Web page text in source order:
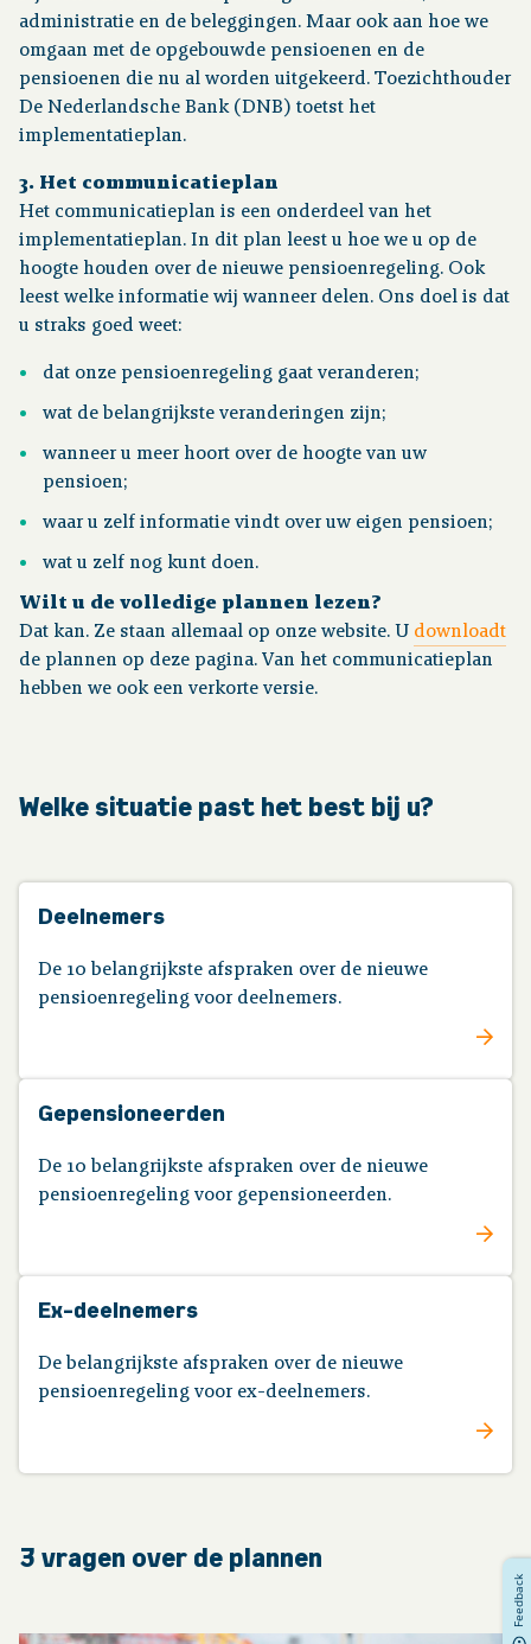
administratie en de beleggingen. Maar ook aan hoe we
omgaan met de opgebouwde pensioenen en de
pensioenen die nu al worden uitgekeerd. Toezichthouder
De Nederlandsche Bank (DNB) toetst het
implementatieplan.
3. Het communicatieplan
Het communicatieplan is een onderdeel van het
implementatieplan. In dit plan leest u hoe we u op de
hoogte houden over de nieuwe pensioenregeling. Ook
leest welke informatie wij wanneer delen. Ons doel is dat
u straks goed weet:
dat onze pensioenregeling gaat veranderen;
wat de belangrijkste veranderingen zijn;
wanneer u meer hoort over de hoogte van uw
pensioen;
waar u zelf informatie vindt over uw eigen pensioen;
wat u zelf nog kunt doen.
Wilt u de volledige plannen lezen?
Dat kan. Ze staan allemaal op onze website. U downloadt
de plannen op deze pagina. Van het communicatieplan
hebben we ook een verkorte versie.
Welke situatie past het best bij u?
Deelnemers
De 10 belangrijkste afspraken over de nieuwe
pensioenregeling voor deelnemers.
Gepensioneerden
De 10 belangrijkste afspraken over de nieuwe
pensioenregeling voor gepensioneerden.
Ex-deelnemers
De belangrijkste afspraken over de nieuwe
pensioenregeling voor ex-deelnemers.
3 vragen over de plannen
Feedback